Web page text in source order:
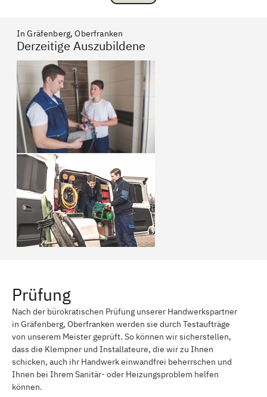
In Gräfenberg, Oberfranken
Derzeitige Auszubildene
Prüfung
Nach der bürokratischen Prüfung unserer Handwerkspartner
in Gräfenberg, Oberfranken werden sie durch Testaufträge
von unserem Meister geprüft. So können wir sicherstellen,
dass die Klempner und Installateure, die wir zu Ihnen
schicken, auch ihr Handwerk einwandfrei beherrschen und
Ihnen bei Ihrem Sanitär- oder Heizungsproblem helfen
können.